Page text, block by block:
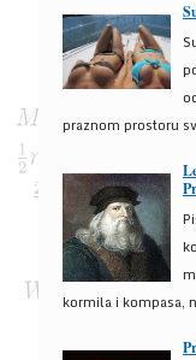
praznom prostoru
kormila i kompasa,